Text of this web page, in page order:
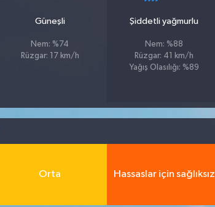
Güneşli
Nem: %74
Rüzgar: 17 km/h
Şiddetli yağmurlu
Nem: %88
Rüzgar: 41 km/h
Yağış Olasılığı: %89
Orta Hassaslar için sağlıksız